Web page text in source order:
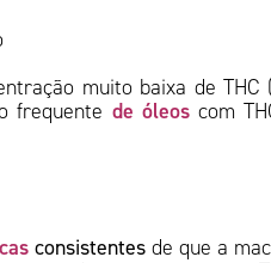
muito baixa de THC
frequente de óleoscom
consistentesde que a